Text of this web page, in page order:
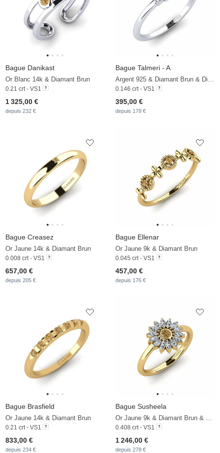
Bague Danikast
Or Blanc 14k & Diamant Brun
0.21 crt - VS1
1 325,00 €
depuis 232 €
Bague Talmeri - A
0.146 crt - VS1
395,00 €
depuis 178 €
Bague Creasez
Or Jaune 14k & Diamant Brun
0.008 crt - VS1
657,00 €
depuis 205 €
Bague Ellenar
Or Jaune 9k & Diamant Brun
0.045 crt - VS1
457,00 €
depuis 176 €
Bague Brasfield
Or Jaune 14k & Diamant Brun
0.21 crt - VS1
833,00 €
depuis 234 €
Bague Susheela
0.408 crt - VS1
1 246,00 €
depuis 278 €